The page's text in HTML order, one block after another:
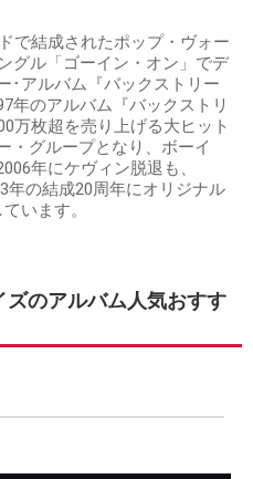
で結成されたポップ・ヴォー
グル「ゴーイン・オン」でデ
･アルバム『バックストリー
年のアルバム『バックストリ
万枚超を売り上げる大ヒット
・グループとなり、ボーイ
年にケヴィン脱退も、
年の結成20周年にオリジナル
います。
のアルバム人気おすす